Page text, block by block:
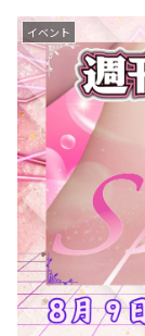
イベント